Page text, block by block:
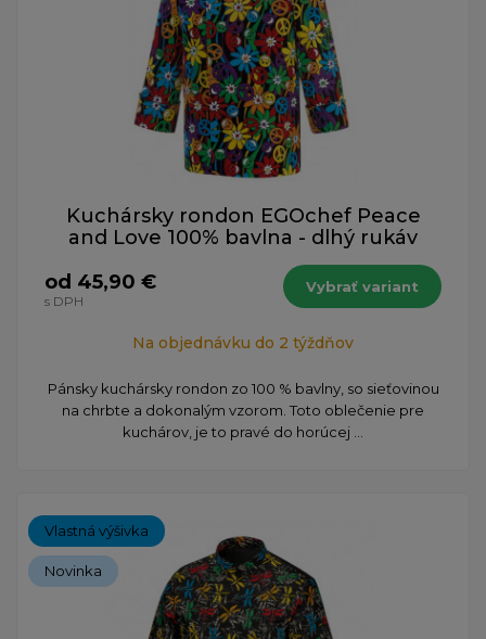
Kuchársky rondon EGOchef Peace
and Love 100% bavlna - dlhý rukáv
od 45,90 €
s DPH
Vybrať variant
Na objednávku do 2 týždňov
Pánsky kuchársky rondon zo 100 % bavlny, so sieťovinou
na chrbte a dokonalým vzorom. Toto oblečenie pre
kuchárov, je to pravé do horúcej ...
Vlastná výšivka
Novinka